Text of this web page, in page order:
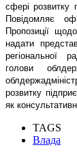
сфері розвитку
Повідомляє
Пропозиції
надати
регіональної
голови
розвитку
як
TAGS
Влада